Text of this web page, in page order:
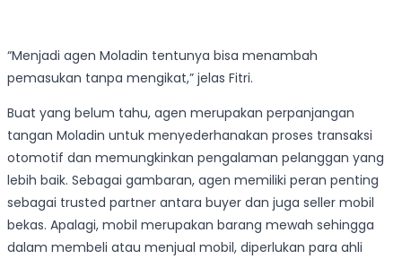
“Menjadi agen Moladin tentunya bisa menambah
pemasukan tanpa mengikat,” jelas Fitri.
Buat yang belum tahu, agen merupakan perpanjangan
tangan Moladin untuk menyederhanakan proses transaksi
otomotif dan memungkinkan pengalaman pelanggan yang
lebih baik. Sebagai gambaran, agen memiliki peran penting
sebagai trusted partner antara buyer dan juga seller mobil
bekas. Apalagi, mobil merupakan barang mewah sehingga
dalam membeli atau menjual mobil, diperlukan para ahli